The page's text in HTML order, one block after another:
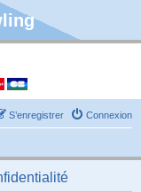
Connexion
S’enregistrer